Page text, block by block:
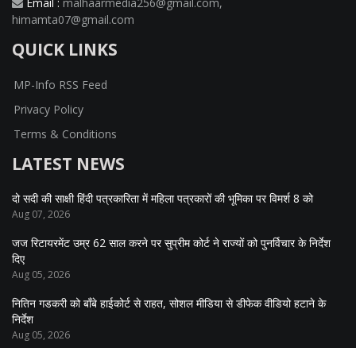
himamta07@gmail.com
QUICK LINKS
MP-Info RSS Feed
Privacy Policy
Terms & Conditions
LATEST NEWS
दो सदी की साक्षी हिंदी पत्रकारिता में महिला पत्रकारों की भूमिका पर विमर्श 8 को
Aug 07, 2026
जज रिटायरमेंट उम्र 62 साल करने पर सुप्रीम कोर्ट ने राज्यों को पुनर्विचार के निर्देश
दिए
Aug 05, 2026
नितिन गडकरी को बॉंबे हाईकोर्ट से राहत, सोशल मीडिया से डीफेक वीडियो हटाने के
निर्देश
Aug 05, 2026